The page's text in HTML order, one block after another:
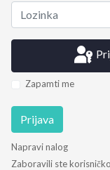
Zapamti me
Prijava
Napravi nalog
Zaboravili ste